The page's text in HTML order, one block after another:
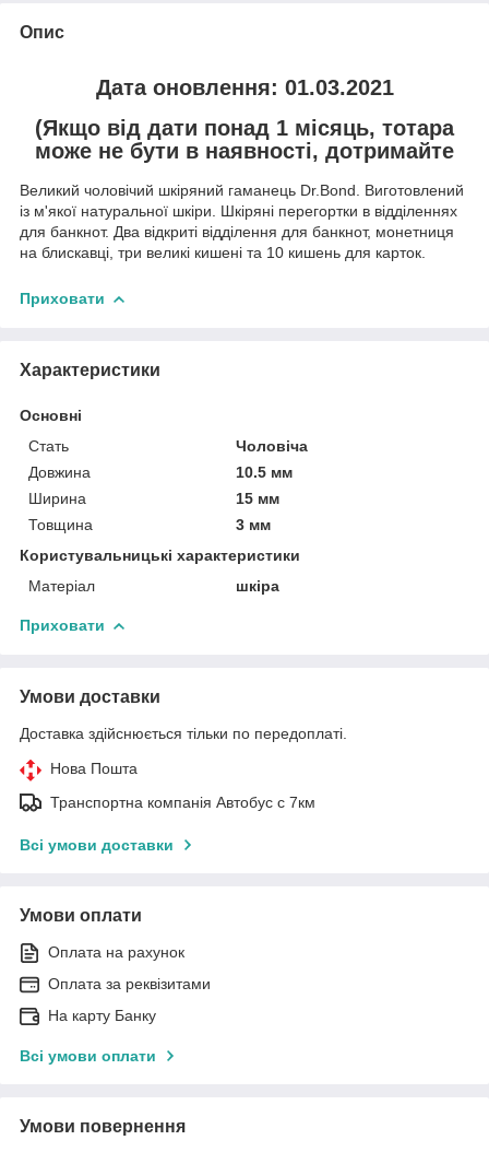
Опис
Дата оновлення: 01.03.2021
(Якщо від дати понад 1 місяць, тотара
може не бути в наявності, дотримайте
Великий чоловічий шкіряний гаманець Dr.Bond. Виготовлений
із м'якої натуральної шкіри. Шкіряні перегортки в відділеннях
для банкнот. Два відкриті відділення для банкнот, монетниця
на блискавці, три великі кишені та 10 кишень для карток.
Приховати
Характеристики
Основні
Стать
Чоловіча
Довжина
10.5 мм
Ширина
15 мм
Товщина
3 мм
Користувальницькі характеристики
Матеріал
шкіра
Приховати
Умови доставки
Доставка здійснюється тільки по передоплаті.
Нова Пошта
Транспортна компанія Автобус с 7км
Всі умови доставки
Умови оплати
Оплата на рахунок
Оплата за реквізитами
На карту Банку
Всі умови оплати
Умови повернення